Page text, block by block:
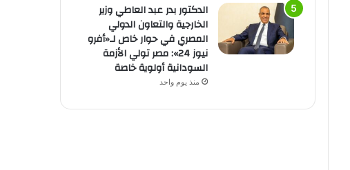
الدكتور بدر عبد العاطي وزير
الخارجية والتعاون الدولي
المصري في حوار خاص لـ«أفرو
نيوز 24»: مصر تولي الأزمة
السودانية أولوية خاصة
منذ يوم واحد